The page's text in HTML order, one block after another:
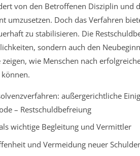
von den Betroffenen Disziplin und
umzusetzen. Doch das Verfahren
zu stabilisieren. Die
sondern auch den
wie Menschen nach
außergerichtliche
– Restschuldbefreiung
wichtige Begleitung und Vermittler
und Vermeidung neuer